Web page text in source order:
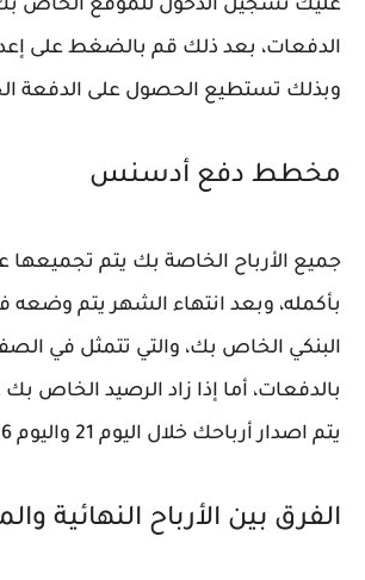
عليك تسجيل الدخول للموقع الخاص
الدفعات، بعد ذلك قم بالضغط على
وبذلك تستطيع الحصول على الدفعة
مخطط دفع أدسنس
جميع الأرباح الخاصة بك يتم تجميعها
بأكمله، وبعد انتهاء الشهر يتم
البنكي الخاص بك، والتي تتمثل في
بالدفعات، أما إذا زاد الرصيد الخاص بك
يتم اصدار أرباحك خلال اليوم 21 واليوم 26 خلال الشهر.
الفرق بين الأرباح النهائية